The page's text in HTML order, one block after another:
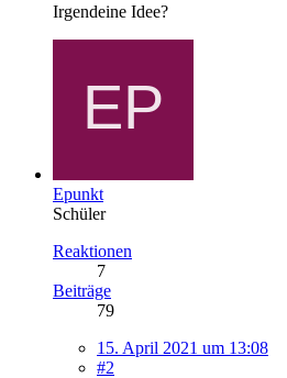
Irgendeine Idee?
Epunkt
Schüler
Reaktionen
7
Beiträge
79
15. April 2021 um 13:08
#2